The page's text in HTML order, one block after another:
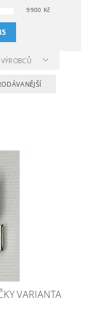
9900 Kč
VARIANTA